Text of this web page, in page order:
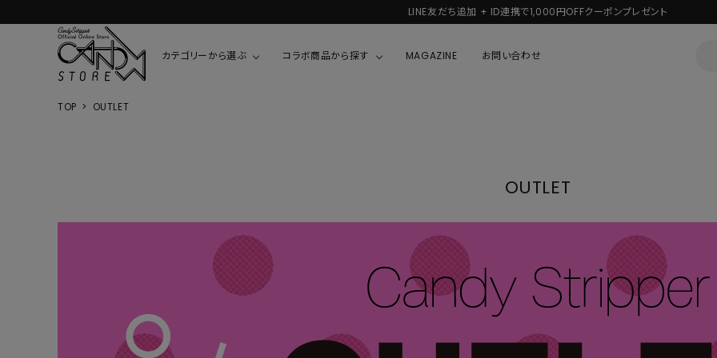
新規会員登録で1,000円分のポイントプレゼント！
カテゴリーから選ぶ
JACKET
コラボ商品から探す
はぴだんぶい
チャーミーキティ Hohokam DINER
シナモロール
クレヨンしんちゃん MIKIOSAKABE・THREE TREASURES
HELLO KITTY
MAGAZINE お問い合わせ
TOP OUTLET
OUTLET